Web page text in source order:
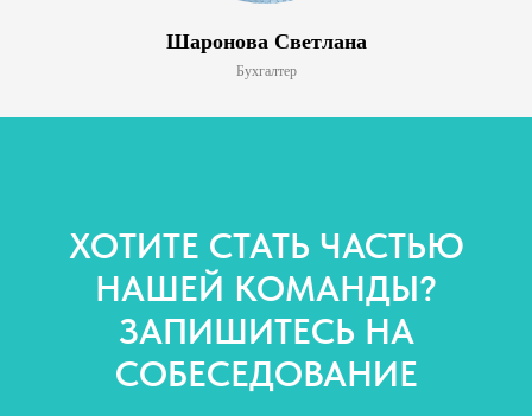
Шаронова Светлана
Бухгалтер
ХОТИТЕ СТАТЬ ЧАСТЬЮ
НАШЕЙ КОМАНДЫ?
ЗАПИШИТЕСЬ НА
СОБЕСЕДОВАНИЕ